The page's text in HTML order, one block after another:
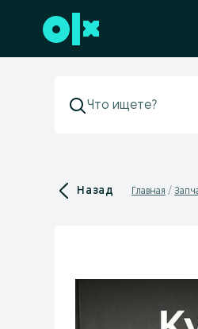
Перейти к нижнему колонтитулу
Назад Главная